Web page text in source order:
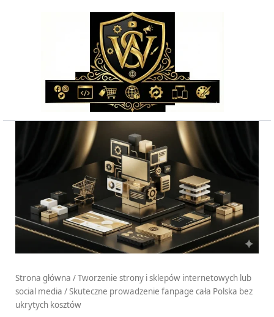
Strona główna /Tworzenie strony i sklepów internetowych lub
social media / Skuteczne prowadzenie fanpage cała Polska bez
ukrytych kosztów
prowadzenie
ukrytych
kosztów